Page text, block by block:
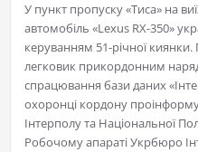
У пункт пропуску «Тиса» на
автомобіль «Lexus RX-350»
керуванням 51-річної киянки.
легковик прикордонним
спрацювання бази даних
охоронці кордону
Інтерполу та Національної
Робочому апараті Укрбюро